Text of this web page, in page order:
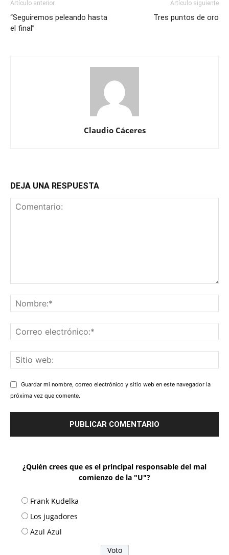
Artículo anterior
“Seguiremos peleando hasta
el final”
Artículo siguiente
Tres puntos de oro
Claudio Cáceres
DEJA UNA RESPUESTA
Guardar mi nombre, correo electrónico y sitio web en este navegador la
próxima vez que comente.
¿Quién crees que es el principal responsable del mal
comienzo de la "U"?
Frank Kudelka
Los jugadores
Azul Azul